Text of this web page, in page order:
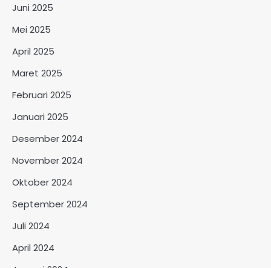
Juni 2025
Mei 2025
April 2025
Maret 2025
Februari 2025
Januari 2025
Desember 2024
November 2024
Oktober 2024
September 2024
Juli 2024
April 2024